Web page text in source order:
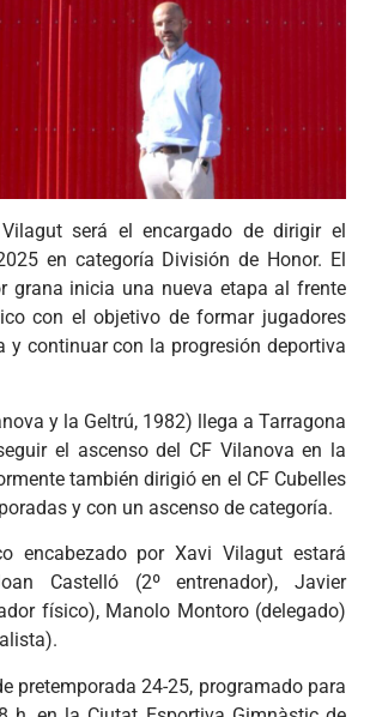
será el encargado de dirigir el
en categoría División de Honor. El
grana inicia una nueva etapa al frente
con el objetivo de formar jugadores
y continuar con la progresión deportiva
y la Geltrú, 1982) llega a Tarragona
el ascenso del CF Vilanova en la
también dirigió en el CF Cubelles
y con un ascenso de categoría.
encabezado por Xavi Vilagut estará
Castelló (2º entrenador), Javier
físico), Manolo Montoro (delegado)
pretemporada 24-25, programado para